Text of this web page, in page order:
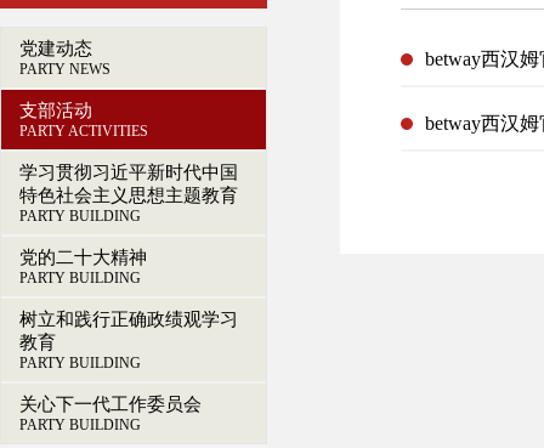
党建动态
PARTY NEWS
支部活动
PARTY ACTIVITIES
学习贯彻习近平新时代中国
特色社会主义思想主题教育
PARTY BUILDING
党的二十大精神
PARTY BUILDING
树立和践行正确政绩观学习
教育
PARTY BUILDING
关心下一代工作委员会
PARTY BUILDING
betway西汉